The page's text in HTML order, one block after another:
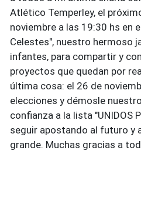
Atlético Temperley, el
noviembre a las 19:30 hs en
Celestes", nuestro hermoso
infantes, para compartir y
proyectos que quedan por
última cosa: el 26 de
elecciones y démosle
confianza a la lista "UNIDOS
seguir apostando al futuro y
grande. Muchas gracias a